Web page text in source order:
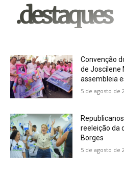
.destaques
Convenção
de Joscilene
assembleia
5 de agosto de
reeleição da
Borges
5 de agosto de